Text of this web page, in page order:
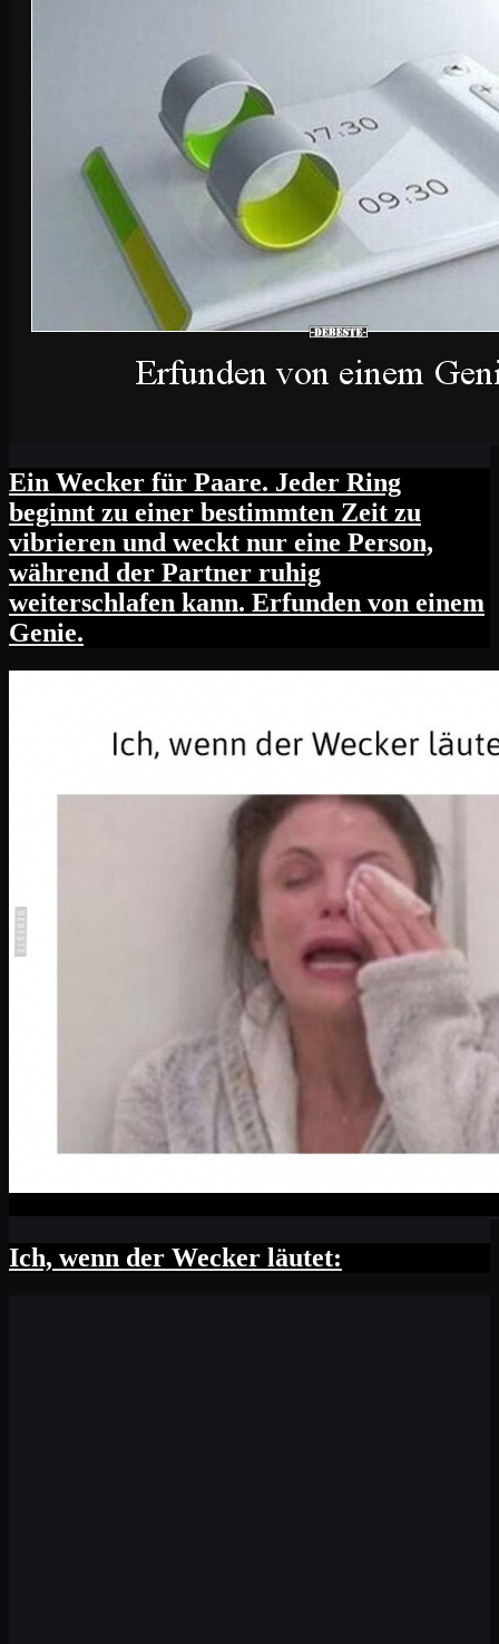
Ein Wecker für Paare. Jeder Ring
beginnt zu einer bestimmten Zeit zu
vibrieren und weckt nur eine Person,
während der Partner ruhig
weiterschlafen kann. Erfunden von einem
Genie.
Ich, wenn der Wecker läutet: